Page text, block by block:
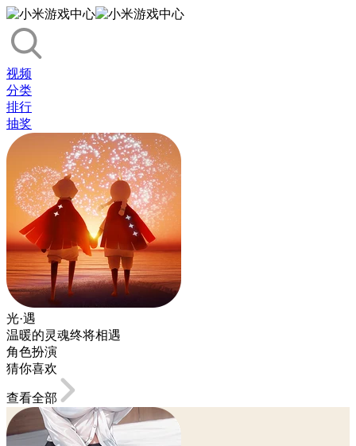
视频
分类
排行
抽奖
光·遇
温暖的灵魂终将相遇
角色扮演
猜你喜欢
查看全部